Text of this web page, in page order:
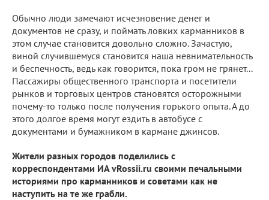
Обычно люди замечают исчезновение денег и
документов не сразу, и поймать ловких карманников в
этом случае становится довольно сложно. Зачастую,
виной случившемуся становится наша невнимательность
и беспечность, ведь как говорится, пока гром не грянет...
Пассажиры общественного транспорта и посетители
рынков и торговых центров становятся осторожными
почему-то только после получения горького опыта. А до
этого долгое время могут ездить в автобусе с
документами и бумажником в кармане джинсов.
Жители разных городов поделились с
корреспондентами ИА vRossii.ru своими печальными
историями про карманников и советами как не
наступить на те же грабли.